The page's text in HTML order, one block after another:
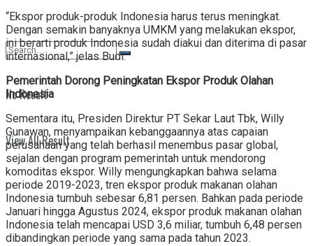
No Result
View All Result
“Ekspor produk-produk Indonesia harus terus meningkat.
Dengan semakin banyaknya UMKM yang melakukan ekspor,
ini berarti produk Indonesia sudah diakui dan diterima di pasar
internasional,” jelas Budi.
Pemerintah Dorong Peningkatan Ekspor Produk Olahan
Indonesia
Sementara itu, Presiden Direktur PT Sekar Laut Tbk, Willy
Gunawan, menyampaikan kebanggaannya atas capaian
perusahaan yang telah berhasil menembus pasar global,
sejalan dengan program pemerintah untuk mendorong
komoditas ekspor. Willy mengungkapkan bahwa selama
periode 2019-2023, tren ekspor produk makanan olahan
Indonesia tumbuh sebesar 6,81 persen. Bahkan pada periode
Januari hingga Agustus 2024, ekspor produk makanan olahan
Indonesia telah mencapai USD 3,6 miliar, tumbuh 6,48 persen
dibandingkan periode yang sama pada tahun 2023.